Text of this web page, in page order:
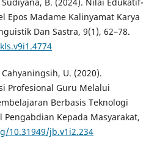
Epos Madame Kalinyamat Karya
Dan Sastra, 9(1), 62–78.
U. (2020).
Profesional Guru Melalui
Berbasis Teknologi
Pengabdian Kepada Masyarakat,
10.31949/jb.v1i2.234